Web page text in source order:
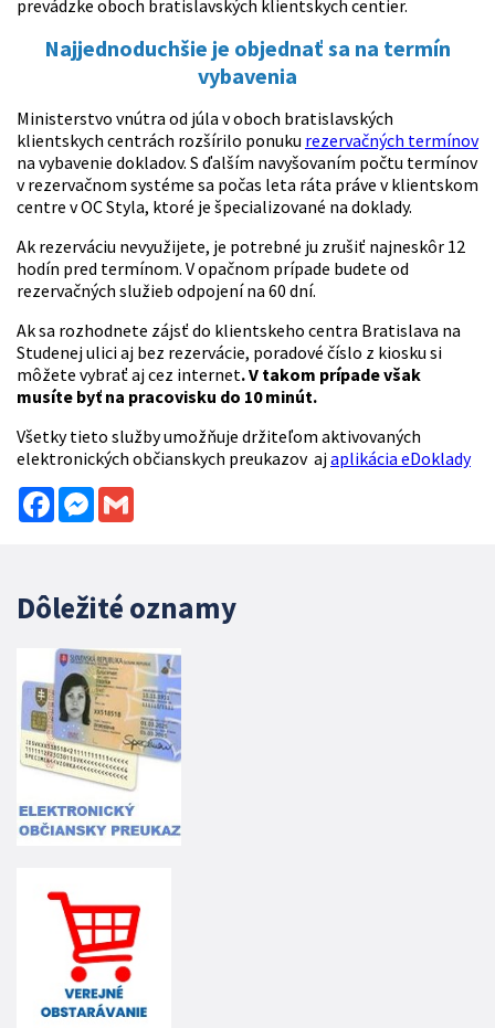
prevádzke oboch bratislavských klientskych centier.
Najjednoduchšie je objednať sa na termín
vybavenia
Ministerstvo vnútra od júla v oboch bratislavských
klientskych centrách rozšírilo ponuku rezervačných termínov
na vybavenie dokladov. S ďalším navyšovaním počtu termínov
v rezervačnom systéme sa počas leta ráta práve v klientskom
centre v OC Styla, ktoré je špecializované na doklady.
Ak rezerváciu nevyužijete, je potrebné ju zrušiť najneskôr 12
hodín pred termínom. V opačnom prípade budete od
rezervačných služieb odpojení na 60 dní.
Ak sa rozhodnete zájsť do klientskeho centra Bratislava na
Studenej ulici aj bez rezervácie, poradové číslo z kiosku si
môžete vybrať aj cez internet. V takom prípade však
musíte byť na pracovisku do 10 minút.
Všetky tieto služby umožňuje držiteľom aktivovaných
elektronických občianskych preukazov ajaplikácia eDoklady
FacebookMessenger
Dôležité oznamy